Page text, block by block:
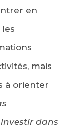
en
mais
à orienter
dans